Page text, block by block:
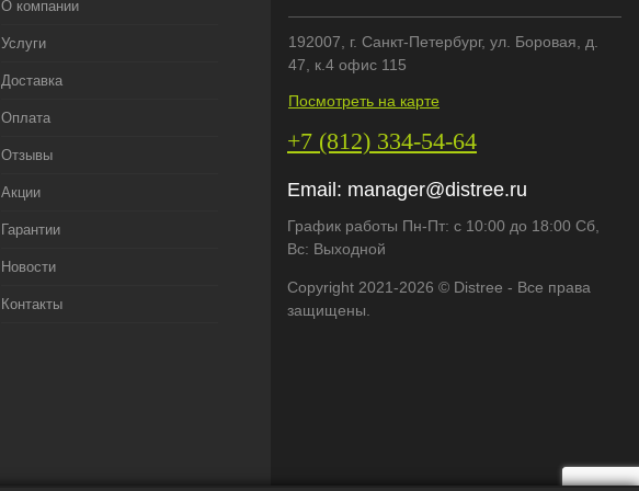
О компании
Услуги
Доставка
Оплата
Отзывы
Акции
Гарантии
Новости
Контакты
192007 , г. Санкт-Петербург, ул. Боровая, д.
47, к.4 офис 115
Посмотреть на карте
+7 (812) 334-54-64
Email: manager@distree.ru
График работы Пн-Пт: с 10:00 до 18:00 Сб,
Вс: Выходной
Copyright 2021-2026 © Distree - Все права
защищены.